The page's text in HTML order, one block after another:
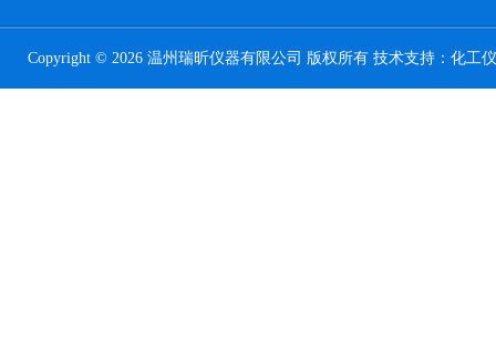
Copyright © 2026 温州瑞昕仪器有限公司 版权所有 技术支持： 化工